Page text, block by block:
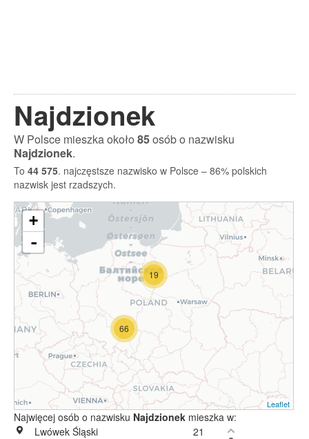
Najdzionek
W Polsce mieszka około85osób o nazwisku
Najdzionek.
To 44 575. najczęstsze nazwisko w Polsce – 86% polskich
nazwisk jest rzadszych.
19
66
+
-
Leaflet
Najwięcej osób o nazwisku Najdzionek mieszka w:
Lwówek Śląski
21